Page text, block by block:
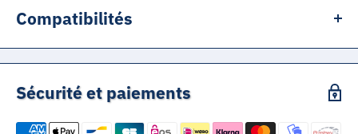
Compatibilités
Delta Dore TYXAL SIRX
Delta Dore TYXAL SEFX
Delta Dore TYXAL SEFRX
Sécurité et paiements